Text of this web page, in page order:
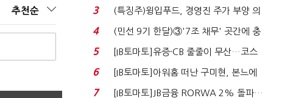
추천순
비 0.2% 감소...
3
(특징주)윙입푸드, 경영진 주가 부양 의
지에 상한가...
4
(민선 9기 한달)③'7조 채무' 곳간에 충
격…추미애, 20년...
5
[IB토마토]유증·CB 줄줄이 무산…코스
닥 벌점 급증에 ...
6
[IB토마토]아워홈 떠난 구미현, 본느에
340억 베팅…가...
7
[IB토마토]JB금융 RORWA 2% 돌파…